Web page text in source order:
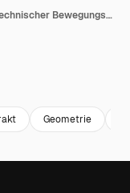
Grau-weiße Papierkreise, abstrakter technischer Bewegungshintergrund
Geometrie